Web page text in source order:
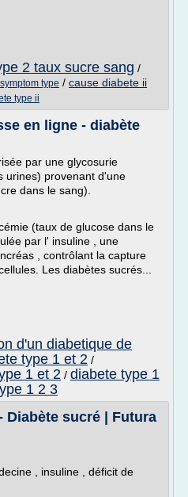
2 taux sucre sang /
type / cause diabete ii
type ii
en ligne - diabète
par une glycosurie
urines) provenant d'une
dans le sang).
(taux de glucose dans le
par l' insuline , une
, contrôlant la capture
Les diabètes sucrés...
d'un diabetique de
type 1 et 2 /
1 et 2 / diabete type 1
1 2 3
Diabète sucré | Futura
, insuline , déficit de